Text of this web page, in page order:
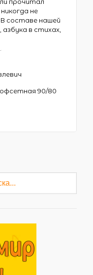
прочитал
не
составе нашей
азбука в стихах,
90/80